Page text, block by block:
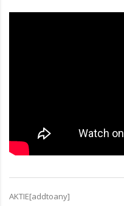
AKTIE[addtoany]